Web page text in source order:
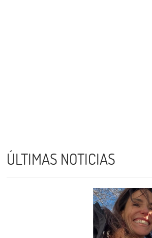
ÚLTIMAS NOTICIAS